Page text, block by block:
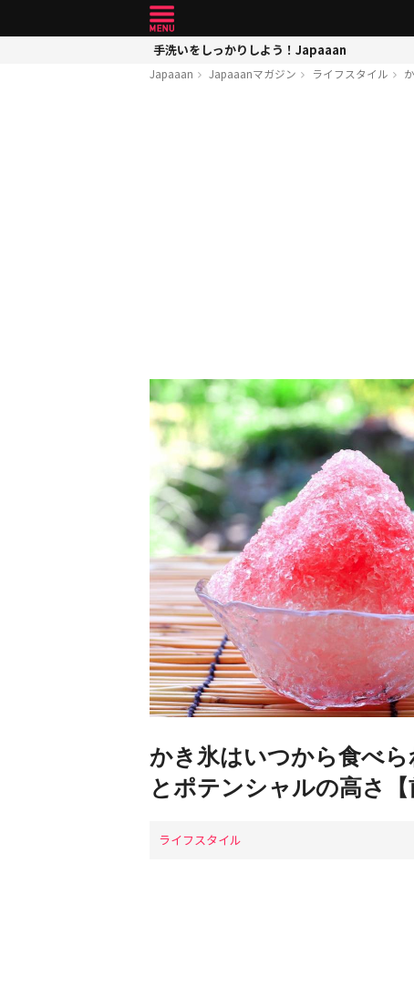
手洗いをしっかりしよう！Japaaan
Japaaan Japaaanマガジン ライフスタイル
かき氷はいつから食べ
とポテンシャルの高さ【
ライフスタイル